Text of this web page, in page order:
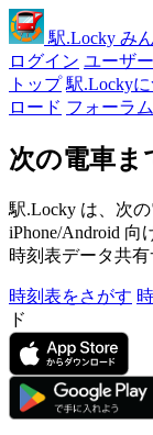
駅.Locky み
ログイン ユーザ
トップ 駅.Locky
ロード フォーラム
次の電車ま
駅.Locky は、次
iPhone/Android
時刻表データ共有
時刻表をさがす
ド